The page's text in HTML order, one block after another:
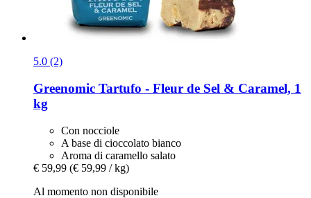
5.0 (2)
Greenomic Tartufo -​ Fleur de Sel & Caramel, 1
kg
Con nocciole
A base di cioccolato bianco
Aroma di caramello salato
€ 59,99 (€ 59,99 / kg)
Al momento non disponibile